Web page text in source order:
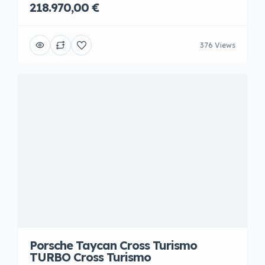
218.970,00 €
376 Views
Porsche Taycan Cross Turismo
TURBO Cross Turismo